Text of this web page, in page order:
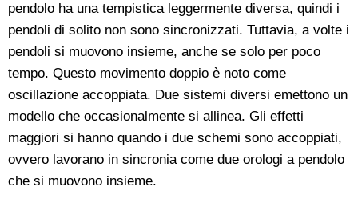
pendolo ha una tempistica leggermente diversa, quindi i
pendoli di solito non sono sincronizzati. Tuttavia, a volte i
pendoli si muovono insieme, anche se solo per poco
tempo. Questo movimento doppio è noto come
oscillazione accoppiata. Due sistemi diversi emettono un
modello che occasionalmente si allinea. Gli effetti
maggiori si hanno quando i due schemi sono accoppiati,
ovvero lavorano in sincronia come due orologi a pendolo
che si muovono insieme.